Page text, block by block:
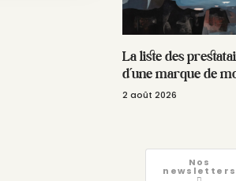
La liste des
d’une marque de
2 août 2026
Nos
newsletters